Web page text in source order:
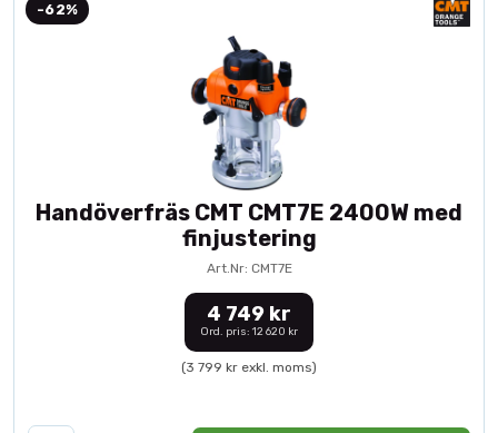
-62%
Handöverfräs CMT CMT7E 2400W med
finjustering
Art.Nr: CMT7E
4 749 kr
Ord. pris: 12 620 kr
(3 799 kr exkl. moms)